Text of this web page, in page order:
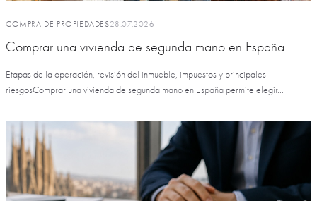
COMPRA DE PROPIEDADES28.07.2026
Comprar una vivienda de segunda mano en España
Etapas de la operación, revisión del inmueble, impuestos y principales
riesgosComprar una vivienda de segunda mano en España permite elegir...